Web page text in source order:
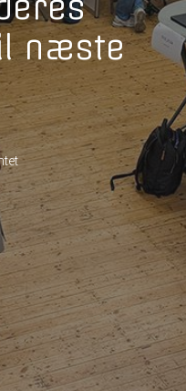
næste